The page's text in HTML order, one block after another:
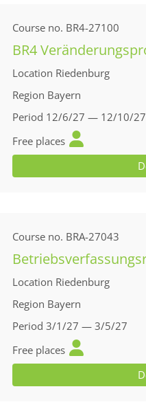
Course no. BR4-27100
BR4
Location Riedenburg
Region Bayern
Period 12/6/27 — 12/10/27
Free places
Course no. BRA-27043
Location Riedenburg
Region Bayern
Period 3/1/27 — 3/5/27
Free places